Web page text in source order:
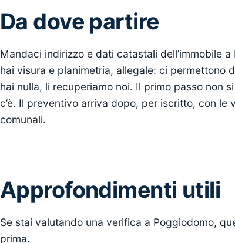
Da dove partire
Mandaci indirizzo e dati catastali dell’immobile
hai visura e planimetria, allegale: ci permettono
hai nulla, li recuperiamo noi. Il primo passo non
c’è. Il preventivo arriva dopo, per iscritto, con
comunali.
Approfondimenti utili
Se stai valutando una verifica a Poggiodomo,
prima.